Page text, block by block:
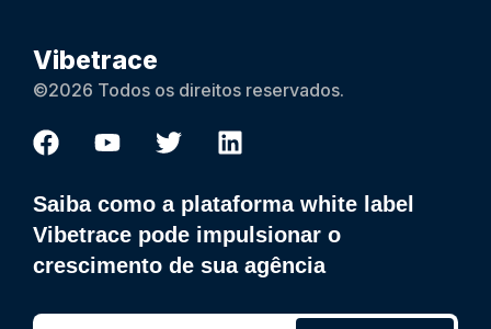
Vibetrace
©2026 Todos os direitos reservados.
Saiba como a plataforma white label
Vibetrace pode impulsionar o
crescimento de sua agência